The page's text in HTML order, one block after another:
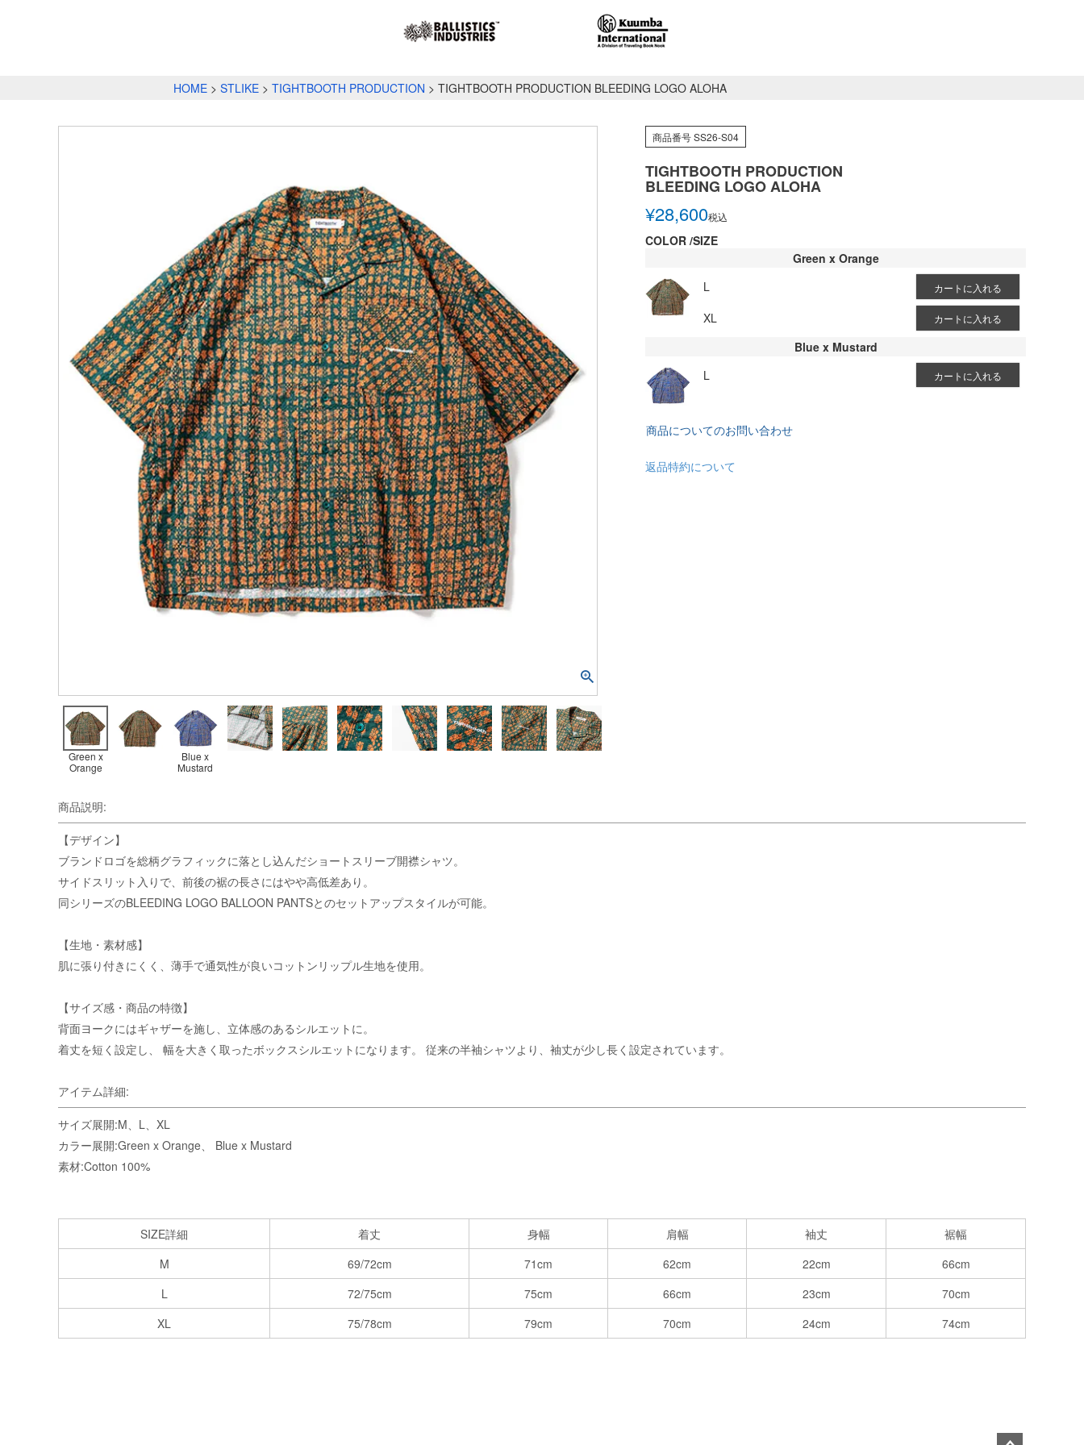
HOME STLIKE TIGHTBOOTH PRODUCTION TIGHTBOOTH PRODUCTION BLEEDING LOGO ALOHA
Green x
Orange
Blue x
Mustard
商品番号SS26-S04
TIGHTBOOTH PRODUCTION
BLEEDING LOGO ALOHA
¥28,600税込
COLOR SIZE
Green x Orange
L
カートに入れる
XL カートに入れる
Blue x Mustard
L
カートに入れる
商品についてのお問い合わせ
返品特約について
商品説明:
【デザイン】
ブランドロゴを総柄グラフィックに落とし込んだショートスリーブ開襟シャツ。
サイドスリット入りで、前後の裾の⻑さにはやや高低差あり。
同シリーズのBLEEDING LOGO BALLOON PANTSとのセットアップスタイルが可能。
【生地・素材感】
肌に張り付きにくく、薄手で通気性が良いコットンリップル生地を使用。
【サイズ感・商品の特徴】
背面ヨークにはギャザーを施し、立体感のあるシルエットに。
着丈を短く設定し、 幅を大きく取ったボックスシルエットになります。 従来の半袖シャツより、袖丈が少し長く設定されています。
アイテム詳細:
サイズ展開:M、L、XL
カラー展開:Green x Orange、 Blue x Mustard
素材:Cotton 100%
SIZE詳細 着丈 身幅 肩幅 袖丈
裾幅
M
69/72cm 71cm 62cm 22cm
66cm
L
72/75cm 75cm 66cm 23cm
70cm
XL
75/78cm 79cm 70cm 24cm 74cm